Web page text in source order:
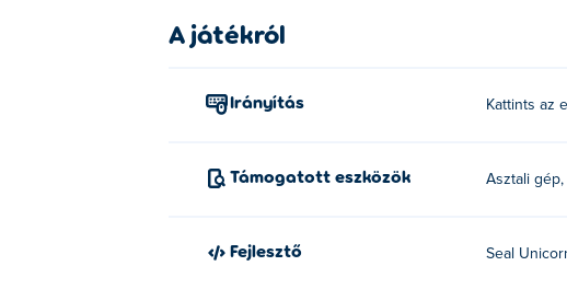
megegyeznek a dobozokon láthatókkal, különben
Ingyenesen játszhatsz a World of Screw játékkal a
A játékról
Irányítás Kattints az
Támogatott eszközök Asztali
Fejlesztő Seal